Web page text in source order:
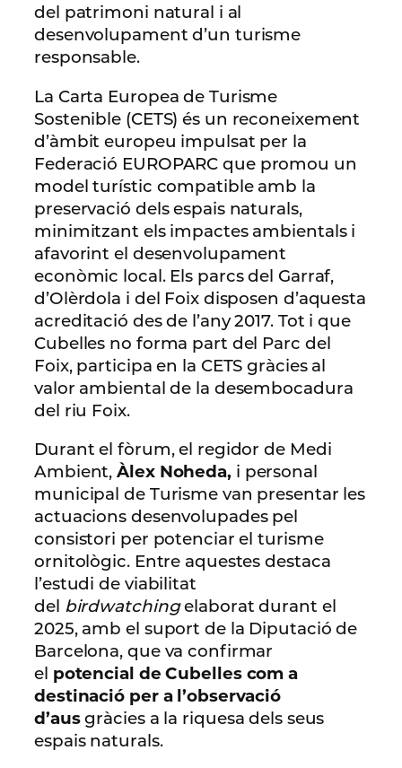
del patrimoni natural i al
desenvolupament d’un turisme
responsable.
La Carta Europea de Turisme
Sostenible (CETS) és un reconeixement
d’àmbit europeu impulsat per la
Federació EUROPARC que promou un
model turístic compatible amb la
preservació dels espais naturals,
minimitzant els impactes ambientals i
afavorint el desenvolupament
econòmic local. Els parcs del Garraf,
d’Olèrdola i del Foix disposen d’aquesta
acreditació des de l’any 2017. Tot i que
Cubelles no forma part del Parc del
Foix, participa en la CETS gràcies al
valor ambiental de la desembocadura
del riu Foix.
Durant el fòrum, el regidor de Medi
Ambient,Àlex Noheda,i personal
municipal de Turisme van presentar les
actuacions desenvolupades pel
consistori per potenciar el turisme
ornitològic. Entre aquestes destaca
l’estudi de viabilitat
del birdwatchingelaborat durant el
2025, amb el suport de la Diputació de
Barcelona, que va confirmar
el potencial de Cubelles com a
destinació per a l’observació
d’ausgràcies a la riquesa dels seus
espais naturals.